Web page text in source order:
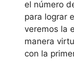
el número
para lograr
veremos la
manera
con la